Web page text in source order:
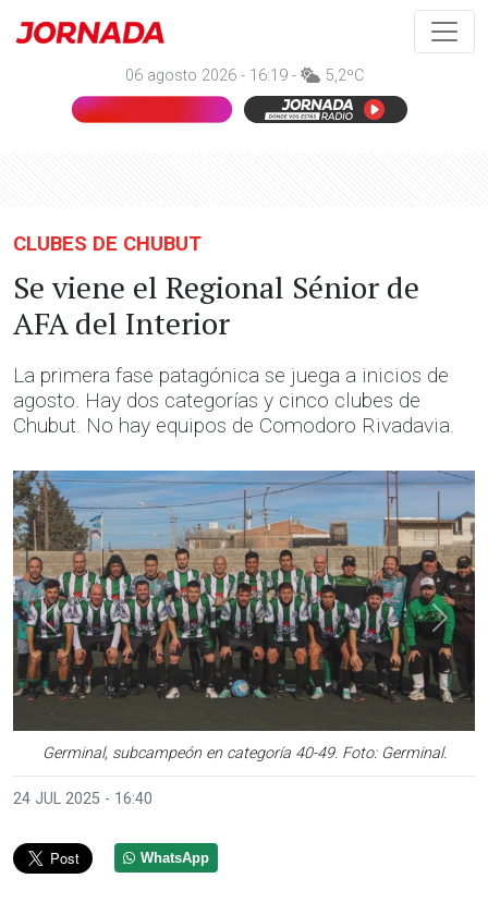
06 agosto 2026 - 16:19 - 5,2ºC
CLUBES DE CHUBUT
Se viene el Regional Sénior de
AFA del Interior
La primera fase patagónica se juega a inicios de
agosto. Hay dos categorías y cinco clubes de
Chubut. No hay equipos de Comodoro Rivadavia.
Germinal, subcampeón en categoría 40-49. Foto: Germinal.
Anterior
24 JUL 2025 - 16:40
WhatsApp